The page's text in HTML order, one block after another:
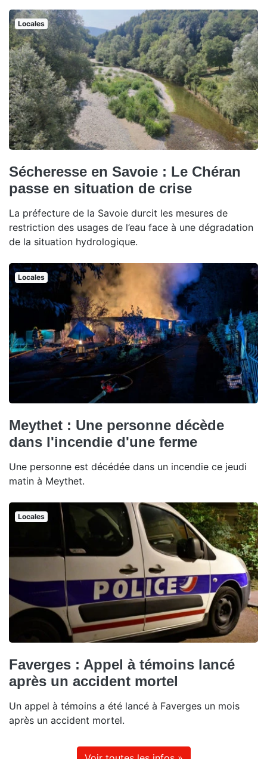
Locales
Sécheresse en Savoie : Le Chéran
passe en situation de crise
La préfecture de la Savoie durcit les mesures de
restriction des usages de l’eau face à une dégradation
de la situation hydrologique.
Locales
Meythet : Une personne décède
dans l'incendie d'une ferme
Une personne est décédée dans un incendie ce jeudi
matin à Meythet.
Locales
Faverges : Appel à témoins lancé
après un accident mortel
Un appel à témoins a été lancé à Faverges un mois
après un accident mortel.